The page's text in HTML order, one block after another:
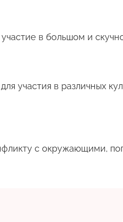
в большом и
участия в различных
с окружающими,